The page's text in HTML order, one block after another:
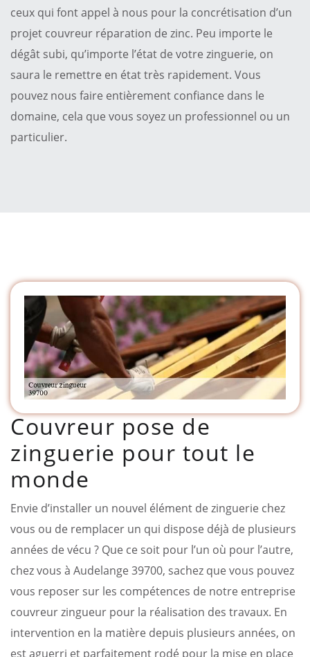
ceux qui font appel à nous pour la concrétisation d’un
projet couvreur réparation de zinc. Peu importe le
dégât subi, qu’importe l’état de votre zinguerie, on
saura le remettre en état très rapidement. Vous
pouvez nous faire entièrement confiance dans le
domaine, cela que vous soyez un professionnel ou un
particulier.
Couvreur pose de
zinguerie pour tout le
monde
Envie d’installer un nouvel élément de zinguerie chez
vous ou de remplacer un qui dispose déjà de plusieurs
années de vécu ? Que ce soit pour l’un où pour l’autre,
chez vous à Audelange 39700, sachez que vous pouvez
vous reposer sur les compétences de notre entreprise
couvreur zingueur pour la réalisation des travaux. En
intervention en la matière depuis plusieurs années, on
est aguerri et parfaitement rodé pour la mise en place